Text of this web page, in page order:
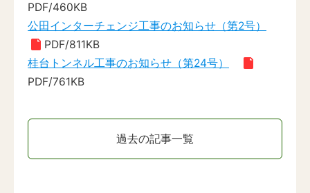
PDF/460KB
公田インターチェンジ工事のお知らせ（第2号）
PDF/811KB
桂台トンネル工事のお知らせ（第24号）
PDF/761KB
過去の記事一覧